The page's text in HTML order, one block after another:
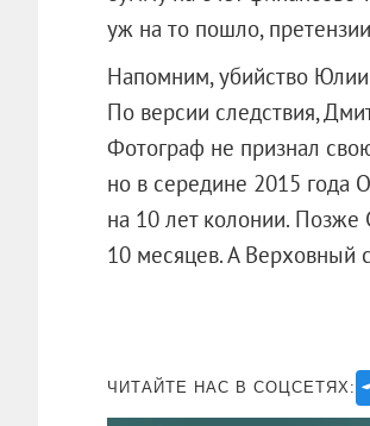
уж на то пошло,
Напомним, убийство Юлии
По версии следствия,
Фотограф не признал
но в середине 2015 года
на 10 лет колонии. Позже
10 месяцев. А Верховный
ЧИТАЙТЕ НАС В СОЦСЕТЯХ: